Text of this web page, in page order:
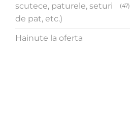
scutece, paturele, seturi
de pat, etc.)
(47)
Hainute la oferta